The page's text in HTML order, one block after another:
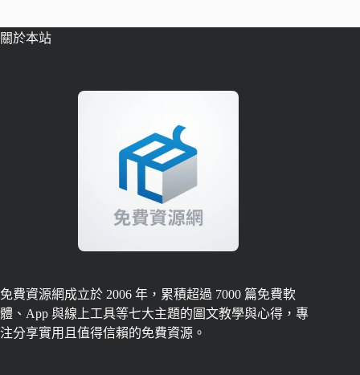
關於本站
免費資源網成立於 2006 年，累積超過 7000 篇免費軟
體、App 與線上工具等七大主題的圖文教學與心得，專
注分享實用且值得信賴的免費資源。